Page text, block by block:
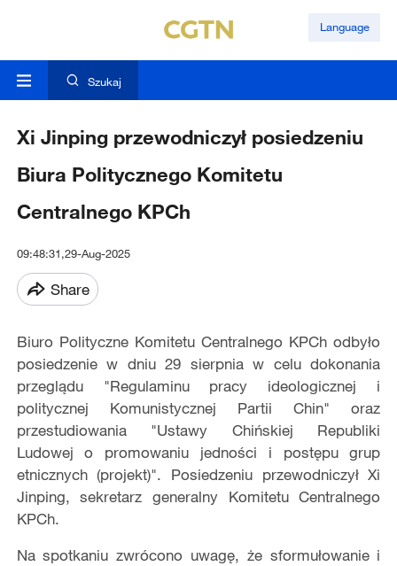
Language
Szukaj
Xi Jinping przewodniczył posiedzeniu
Biura Politycznego Komitetu
Centralnego KPCh
09:48:31,29-Aug-2025
Share
Biuro Polityczne Komitetu Centralnego KPCh odbyło
posiedzenie w dniu 29 sierpnia w celu dokonania
przeglądu "Regulaminu pracy ideologicznej i
politycznej Komunistycznej Partii Chin" oraz
przestudiowania "Ustawy Chińskiej Republiki
Ludowej o promowaniu jedności i postępu grup
etnicznych (projekt)". Posiedzeniu przewodniczył Xi
Jinping, sekretarz generalny Komitetu Centralnego
KPCh.
Na spotkaniu zwrócono uwagę, że sformułowanie i